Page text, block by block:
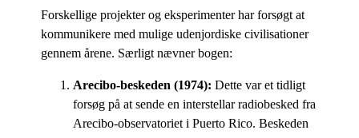
For­skel­li­ge pro­jek­ter og eks­pe­ri­men­ter har for­søgt at
kom­mu­ni­ke­re med mu­li­ge udenjor­di­ske ci­vi­li­sa­tio­ner
gen­nem åre­ne. Sær­ligt næv­ner bogen:
Are­ci­bo-be­ske­den (1974): Det­te var et tid­ligt
for­søg på at sen­de en in­ter­stel­lar ra­dio­be­sked fra
Are­ci­bo-ob­ser­va­to­ri­et i Pu­er­to Rico. Be­ske­den